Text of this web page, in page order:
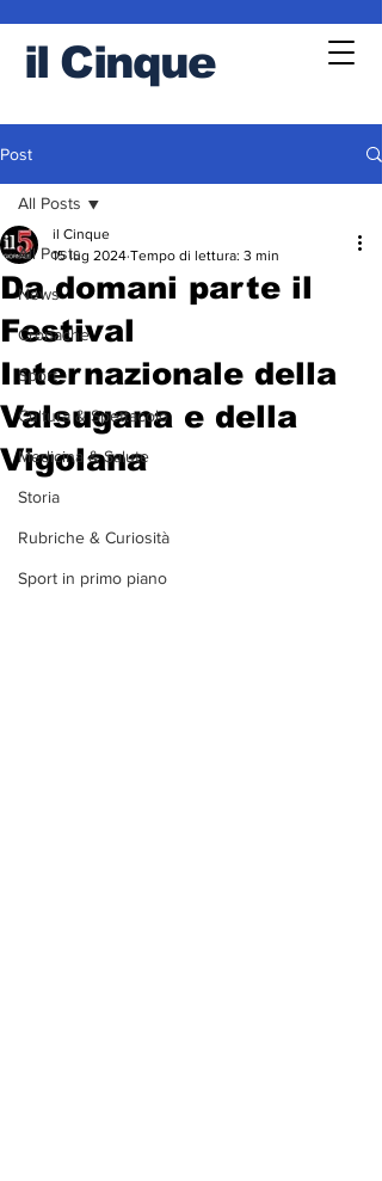
il Cinque
Post
All Posts
News
Cronache
Sport
Cultura & Spettacolo
Medicina & Salute
Storia
Rubriche & Curiosità
Sport in primo piano
All Posts
Da domani parte il
Festival
Internazionale della
Valsugana e della
Vigolana
il Cinque
15 lug 2024 Tempo di lettura: 3 min